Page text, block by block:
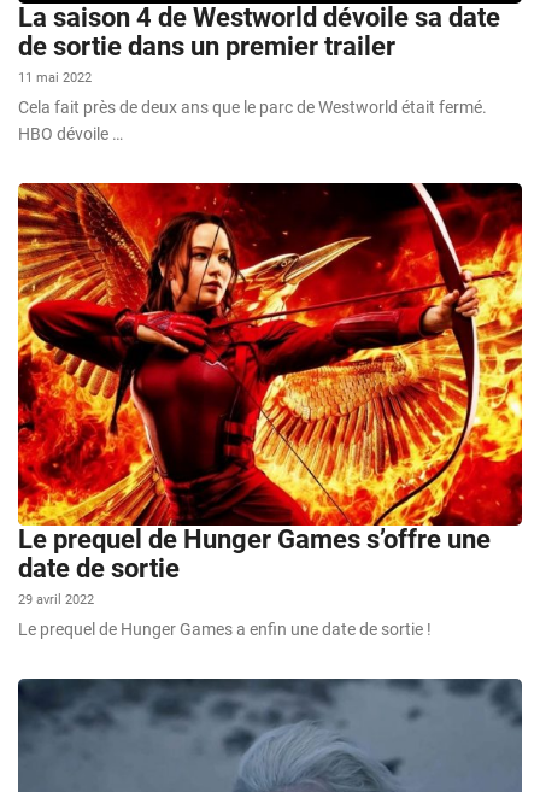
La saison 4 de Westworld dévoile sa date
de sortie dans un premier trailer
11 mai 2022
Cela fait près de deux ans que le parc de Westworld était fermé.
HBO dévoile …
Le prequel de Hunger Games s’offre une
date de sortie
29 avril 2022
Le prequel de Hunger Games a enfin une date de sortie !